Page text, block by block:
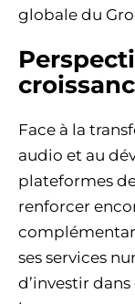
globale du
Face à la
audio et au
plateformes
renforcer
ses services
d’investir